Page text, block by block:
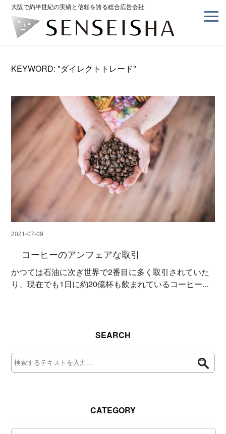
大阪で約半世紀の実績と信頼を誇る総合広告会社
KEYWORD: "ダイレクトトレード"
2021-07-09
コーヒーのアンフェアな取引
かつては石油に次ぎ世界で2番目に多く取引されていた
り、現在でも1日に約20億杯も飲まれているコーヒー...
SEARCH
CATEGORY